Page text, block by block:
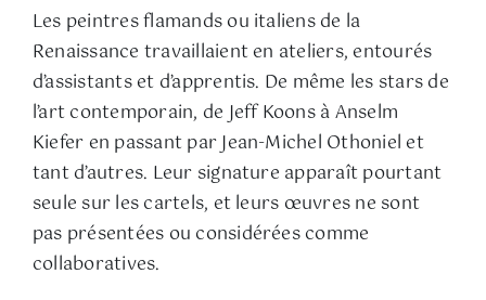
Les peintres flamands ou italiens de la
Renaissance travaillaient en ateliers, entourés
d’assistants et d’apprentis. De même les stars de
l’art contemporain, de Jeff Koons à Anselm
Kiefer en passant par Jean-Michel Othoniel et
tant d’autres. Leur signature apparaît pourtant
seule sur les cartels, et leurs œuvres ne sont
pas présentées ou considérées comme
collaboratives.